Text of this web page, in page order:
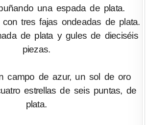
una espada de plata.
tres fajas ondeadas de plata.
de plata y gules de dieciséis
piezas.
campo de azur, un sol de oro
estrellas de seis puntas, de
plata.